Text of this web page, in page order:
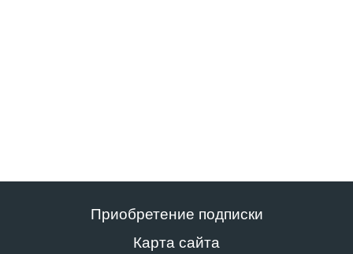
Приобретение подписки
Карта сайта